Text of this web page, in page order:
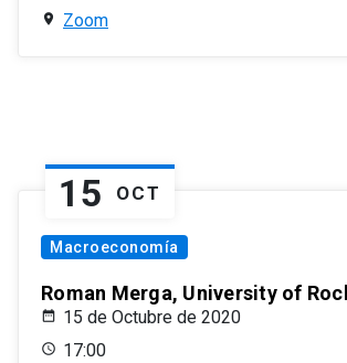
Zoom
15 OCT
Macroeconomía
Roman Merga, University of
15 de Octubre de 2020
17:00